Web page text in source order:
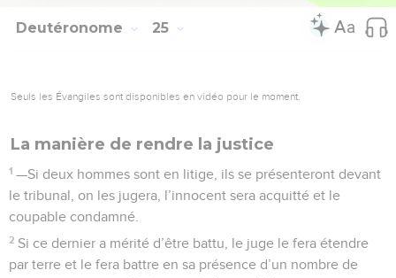
Deutéronome 25
Seuls les Évangiles sont disponibles en vidéo pour le moment.
La manière de rendre la justice
1 —Si deux hommes sont en litige, ils se présenteront devant
le tribunal, on les jugera, l’innocent sera acquitté et le
coupable condamné.
2 Si ce dernier a mérité d’être battu, le juge le fera étendre
par terre et le fera battre en sa présence d’un nombre de